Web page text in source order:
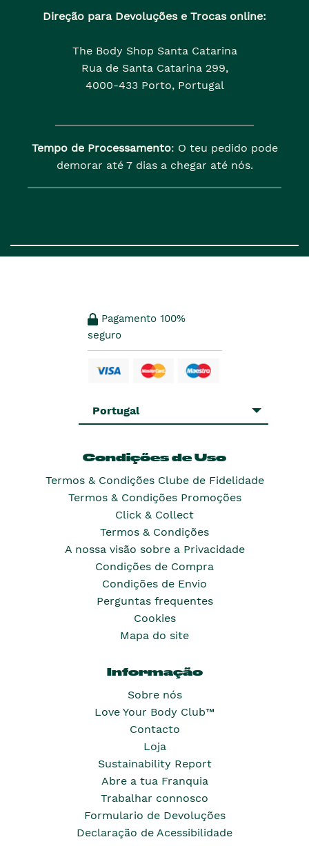
Direção para Devoluções e Trocas online:
The Body Shop Santa Catarina
Rua de Santa Catarina 299,
4000-433 Porto, Portugal
Tempo de Processamento: O teu pedido pode
demorar até 7 dias a chegar até nós.
Pagamento 100%
seguro
Portugal
Condições de Uso
Termos & Condições Clube de Fidelidade
Termos & Condições Promoções
Click & Collect
Termos & Condições
A nossa visão sobre a Privacidade
Condições de Compra
Condições de Envio
Perguntas frequentes
Cookies
Mapa do site
Informação
Sobre nós
Love Your Body Club™
Contacto
Loja
Sustainability Report
Abre a tua Franquia
Trabalhar connosco
Formulario de Devoluções
Declaração de Acessibilidade